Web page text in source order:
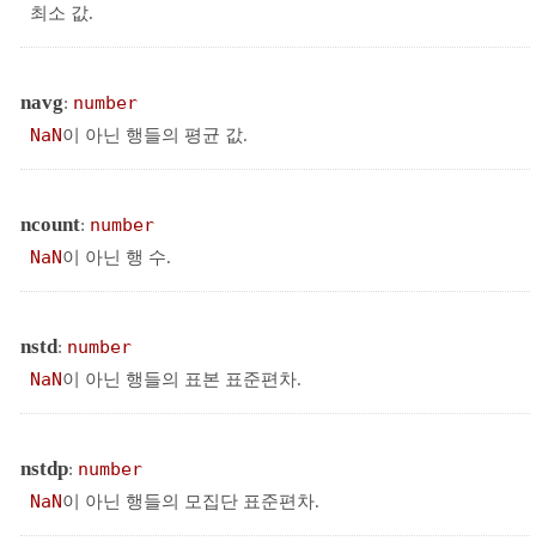
최소 값.
navg: number
NaN이 아닌 행들의 평균 값.
ncount: number
NaN이 아닌 행 수.
nstd: number
NaN이 아닌 행들의 표본 표준편차.
nstdp: number
NaN이 아닌 행들의 모집단 표준편차.